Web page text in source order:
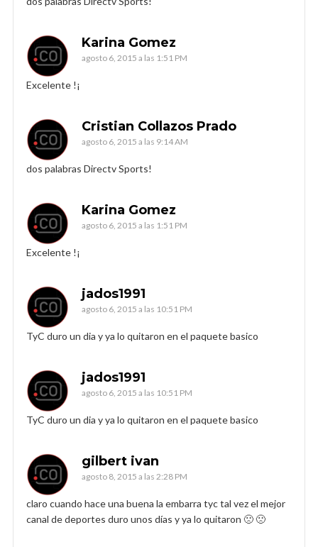
Karina Gomez
agosto 6, 2015 a las 1:51 PM
Excelente !¡
Cristian Collazos Prado
agosto 6, 2015 a las 9:14 AM
dos palabras Directv Sports!
Karina Gomez
agosto 6, 2015 a las 1:51 PM
Excelente !¡
jados1991
agosto 6, 2015 a las 10:51 PM
TyC duro un dia y ya lo quitaron en el paquete basico
jados1991
agosto 6, 2015 a las 10:51 PM
TyC duro un dia y ya lo quitaron en el paquete basico
gilbert ivan
agosto 8, 2015 a las 2:28 PM
claro cuando hace una buena la embarra tyc tal vez el mejor
canal de deportes duro unos días y ya lo quitaron 🙁 🙁